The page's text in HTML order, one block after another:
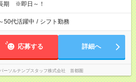
期 ※即日～！
50代活躍中 / シフト勤務
応募する 詳細へ
ーソルテンプスタッフ株式会社 首都圏